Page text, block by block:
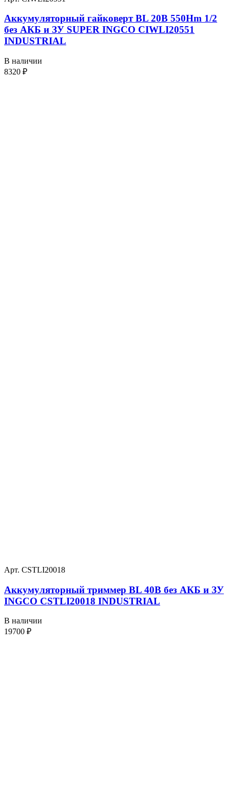
Аккумуляторный гайковерт BL 20В 550Hm 1/2
без АКБ и ЗУ SUPER INGCO CIWLI20551
INDUSTRIAL
В наличии
8320 ₽
Арт. CSTLI20018
Аккумуляторный триммер BL 40В без АКБ и ЗУ
INGCO CSTLI20018 INDUSTRIAL
В наличии
19700 ₽